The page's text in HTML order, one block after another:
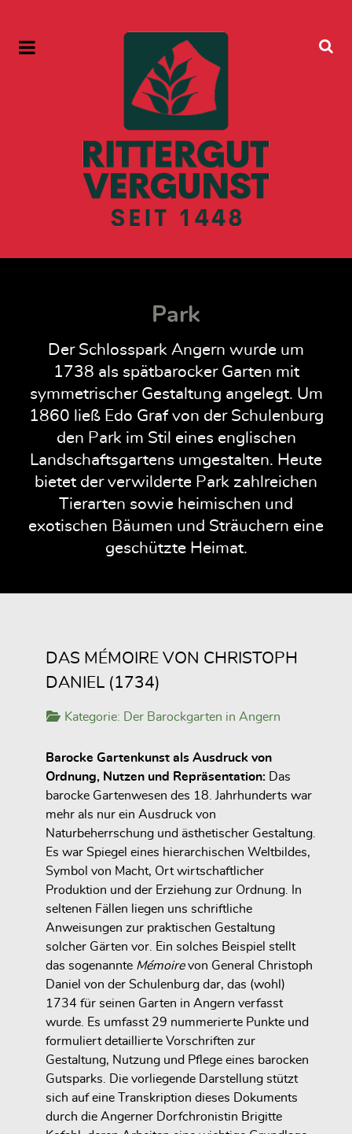
Park
Der Schlosspark Angern wurde um
1738 als spätbarocker Garten mit
symmetrischer Gestaltung angelegt. Um
1860 ließ Edo Graf von der Schulenburg
den Park im Stil eines englischen
Landschaftsgartens umgestalten. Heute
bietet der verwilderte Park zahlreichen
Tierarten sowie heimischen und
exotischen Bäumen und Sträuchern eine
geschützte Heimat.
DAS MÉMOIRE VON CHRISTOPH
DANIEL (1734)
Kategorie: Der Barockgarten in Angern
Barocke Gartenkunst als Ausdruck von
Ordnung, Nutzen und Repräsentation:
Das
barocke Gartenwesen des 18. Jahrhunderts war
mehr als nur ein Ausdruck von
Naturbeherrschung und ästhetischer Gestaltung.
Es war Spiegel eines hierarchischen Weltbildes,
Symbol von Macht, Ort wirtschaftlicher
Produktion und der Erziehung zur Ordnung. In
seltenen Fällen liegen uns schriftliche
Anweisungen zur praktischen Gestaltung
solcher Gärten vor. Ein solches Beispiel stellt
das sogenannte Mémoirevon General Christoph
Daniel von der Schulenburg dar, das (wohl)
1734 für seinen Garten in Angern verfasst
wurde. Es umfasst 29 nummerierte Punkte und
formuliert detaillierte Vorschriften zur
Gestaltung, Nutzung und Pflege eines barocken
Gutsparks. Die vorliegende Darstellung stützt
sich auf eine Transkription dieses Dokuments
durch die Angerner Dorfchronistin Brigitte